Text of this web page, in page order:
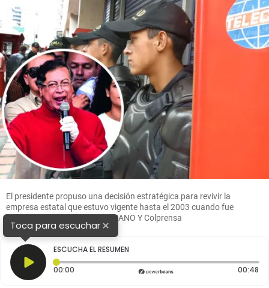
El presidente propuso una decisión estratégica para revivir la
empresa estatal que estuvo vigente hasta el 2003 cuando fue
liquidada. Fotos: EL COLOMBIANO Y Colprensa
Toca para escuchar×
ESCUCHA EL RESUMEN
00:00 Tiempo transcurrido: 0 segundos 00:48